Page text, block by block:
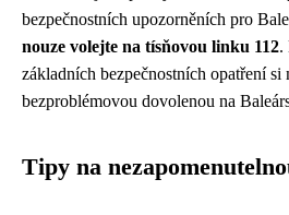
bezpečnostních upozorněních pro
nouze volejte na tísňovou linku 112.
základních bezpečnostních opatření si
bezproblémovou dovolenou na
Tipy na